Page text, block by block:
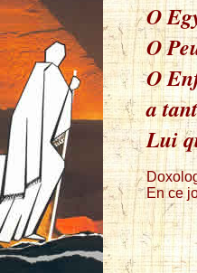
O
O
O
a
Lui
En ce